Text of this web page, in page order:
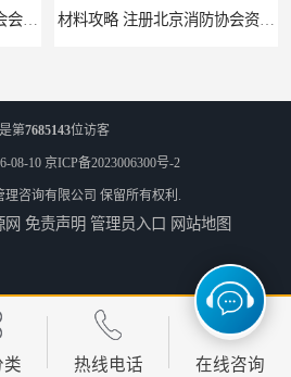
材料攻略 注册北京消防协会资质的资料
全国都可以 北京消防协会会员证申请手续 办理手续 清洗资质需要什么条件
第7685143位访客
08-10 京ICP备2023006300号-2
理咨询有限公司 保留所有权利.
网 免责声明 管理员入口 网站地图
类 热线电话 在线咨询